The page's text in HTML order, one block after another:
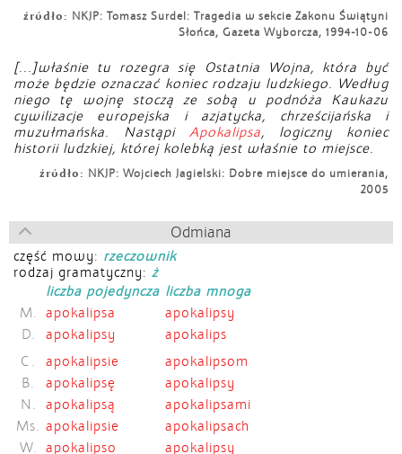
źródło: NKJP: Tomasz Surdel: Tragedia w sekcie Zakonu Świątyni
Słońca, Gazeta Wyborcza, 1994-10-06
[...]właśnie tu rozegra się Ostatnia Wojna, która być
może będzie oznaczać koniec rodzaju ludzkiego. Według
niego tę wojnę stoczą ze sobą u podnóża Kaukazu
cywilizacje europejska i azjatycka, chrześcijańska i
muzułmańska. Nastąpi Apokalipsa, logiczny koniec
historii ludzkiej, której kolebką jest właśnie to miejsce.
źródło: NKJP: Wojciech Jagielski: Dobre miejsce do umierania,
2005
Odmiana
część mowy: rzeczownik
rodzaj gramatyczny: ż
liczba pojedyncza liczba mnoga
M.
apokalipsa
apokalipsy
D.
apokalipsy
apokalips
C.
apokalipsie
apokalipsom
B.
apokalipsę
apokalipsy
N.
apokalipsą
apokalipsami
Ms. apokalipsie
apokalipsach
W.
apokalipso apokalipsy